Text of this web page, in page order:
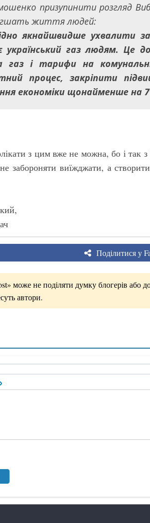
призупинити розгляд
життя людей:
якнайшвидше ухвалити
український газ людям. Це
газ і тарифи на
процес, закріпити
економіки щонайменше на
з цим вже не можна, бо і так
не забороняти виїжджати, а
Поділитися у
може не поділяти думку блогерів або
автори.